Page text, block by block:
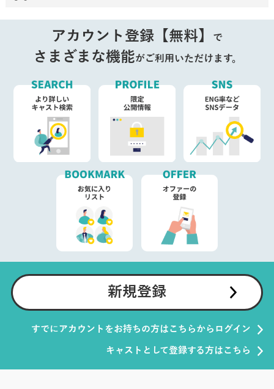
アカウント登録【無料】 で
さまざまな機能がご利用いただけます。
新規登録
すでにアカウントをお持ちの方はこちらからログイン
キャストとして登録する方はこちら